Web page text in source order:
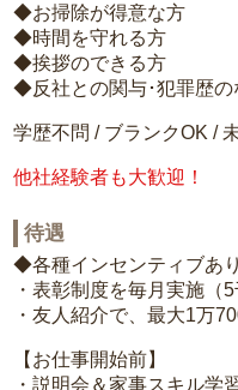
◆お掃除が得意な方
◆時間を守れる方
◆挨拶のできる方
◆反社との関与･犯罪歴の
学歴不問 / ブランクOK /
他社経験者も大歓迎！
待遇
◆各種インセンティブあり
・表彰制度を毎月実施（
・友人紹介で、最大1万
【お仕事開始前】
・説明会＆家事スキル学